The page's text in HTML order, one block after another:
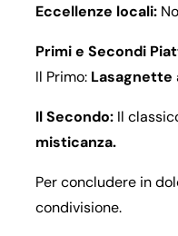
Eccellenze locali:
Primi e Secondi
Il Primo: Lasagnette
Il Secondo: Il
misticanza.
Per concludere in
condivisione.